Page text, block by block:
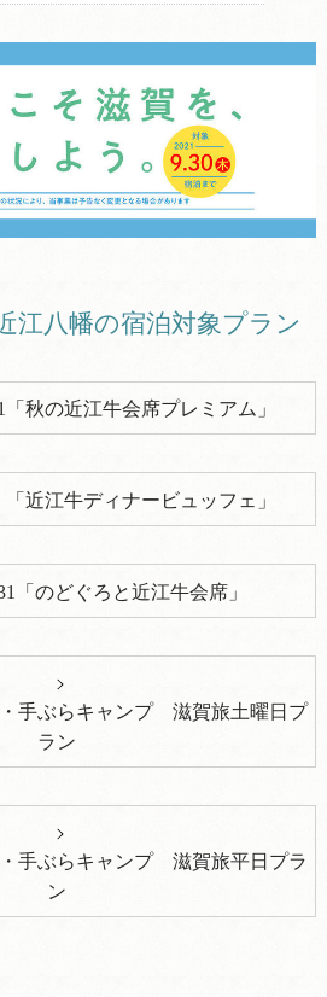
江八幡の宿泊対象プラン
秋の近江牛会席プレミアム」
近江牛ディナービュッフェ」
「のどぐろと近江牛会席」
手ぶらキャンプ 滋賀旅土曜日プ
ラン
手ぶらキャンプ 滋賀旅平日プラ
ン